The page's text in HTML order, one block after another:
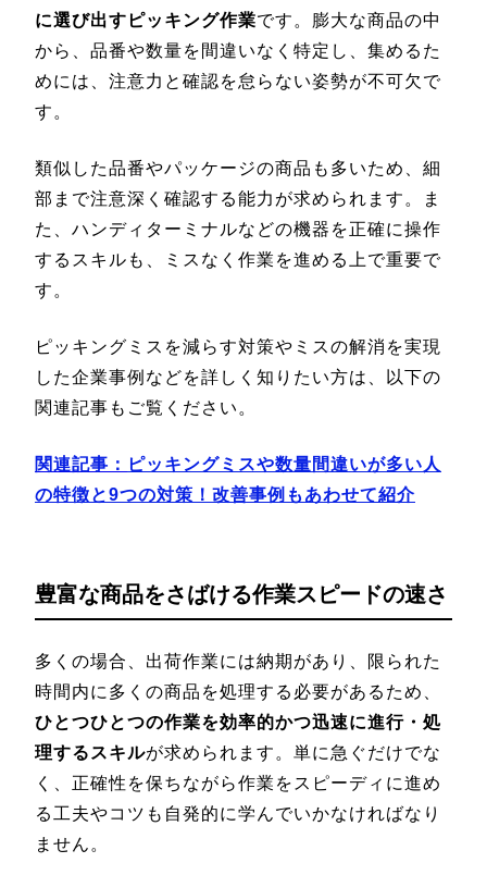
に選び出すピッキング作業です。膨大な商品の中
から、品番や数量を間違いなく特定し、集めるた
めには、注意力と確認を怠らない姿勢が不可欠で
す。
類似した品番やパッケージの商品も多いため、細
部まで注意深く確認する能力が求められます。ま
た、ハンディターミナルなどの機器を正確に操作
するスキルも、ミスなく作業を進める上で重要で
す。
ピッキングミスを減らす対策やミスの解消を実現
した企業事例などを詳しく知りたい方は、以下の
関連記事もご覧ください。
関連記事： ピッキングミスや数量間違いが多い人
の特徴と9つの対策！改善事例もあわせて紹介
豊富な商品をさばける作業スピードの速さ
多くの場合、出荷作業には納期があり、限られた
時間内に多くの商品を処理する必要があるため、
ひとつひとつの作業を効率的かつ迅速に進行・処
理するスキルが求められます。単に急ぐだけでな
く、正確性を保ちながら作業をスピーディに進め
る工夫やコツも自発的に学んでいかなければなり
ません。